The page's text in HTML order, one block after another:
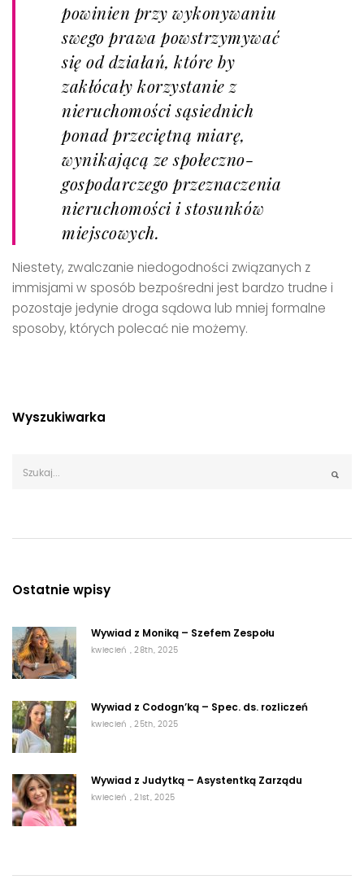
powinien przy wykonywaniu
swego prawa powstrzymywać
się od działań, które by
zakłócały korzystanie z
nieruchomości sąsiednich
ponad przeciętną miarę,
wynikającą ze społeczno-
gospodarczego przeznaczenia
nieruchomości i stosunków
miejscowych.
Niestety, zwalczanie niedogodności związanych z
immisjami w sposób bezpośredni jest bardzo trudne i
pozostaje jedynie droga sądowa lub mniej formalne
sposoby, których polecać nie możemy.
Wyszukiwarka
Ostatnie wpisy
Wywiad z Moniką – Szefem Zespołu
kwiecień , 28th, 2025
Wywiad z Codogn’ką – Spec. ds. rozliczeń
kwiecień , 25th, 2025
Wywiad z Judytką – Asystentką Zarządu
kwiecień , 21st, 2025